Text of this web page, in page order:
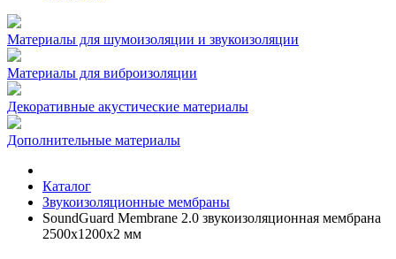
Материалы для шумоизоляции и звукоизоляции
Материалы для виброизоляции
Декоративные акустические материалы
Дополнительные материалы
Каталог
Звукоизоляционные мембраны
SoundGuard Membrane 2.0 звукоизоляционная мембрана
2500x1200x2 мм